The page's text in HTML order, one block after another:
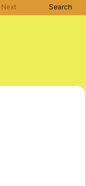
Next Search